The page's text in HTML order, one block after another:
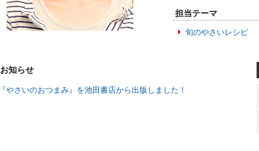
担当テーマ
旬のやさいレシピ
お知らせ
『やさいのおつまみ』を池田書店から出版しました！